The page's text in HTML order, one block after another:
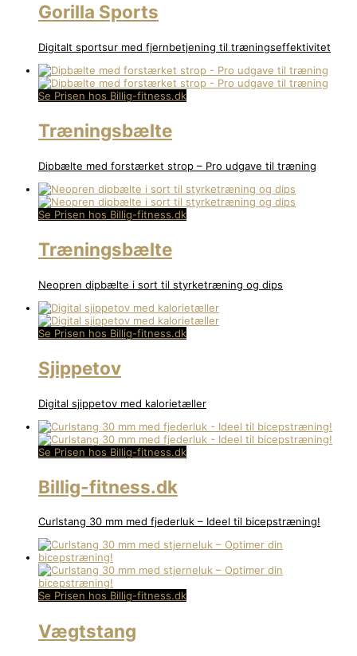
Gorilla Sports
Digitalt sportsur med fjernbetjening til træningseffektivitet
Se Prisen hos Billig-fitness.dk
Træningsbælte
Dipbælte med forstærket strop – Pro udgave til træning
Se Prisen hos Billig-fitness.dk
Træningsbælte
Neopren dipbælte i sort til styrketræning og dips
Se Prisen hos Billig-fitness.dk
Sjippetov
Digital sjippetov med kalorietæller
Se Prisen hos Billig-fitness.dk
Billig-fitness.dk
Curlstang 30 mm med fjederluk – Ideel til bicepstræning!
Se Prisen hos Billig-fitness.dk
Vægtstang